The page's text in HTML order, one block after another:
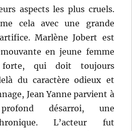
aspects les plus cruels.
cela avec une grande
Marlène Jobert est
en jeune femme
qui doit toujours
du caractère odieux et
Jean Yanne parvient à
désarroi, une
L’acteur fut